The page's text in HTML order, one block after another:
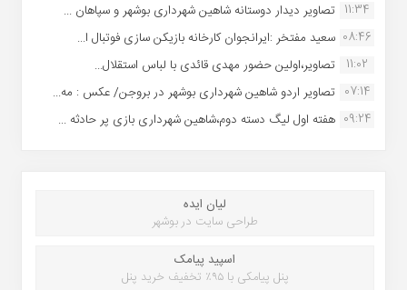
11:34 تصاویر دیدار دوستانه شاهین شهردارى بوشهر و سپاهان ...
08:46 سعید مفتخر :ایرانجوان کارخانه بازیکن سازی فوتبال ا...
11:02
تصاویر،اولین حضور مهدی قائدی با لباس استقلال...
07:14 تصاویر اردو شاهین شهرداری بوشهر در بروجن/ عکس : مه...
09:24 هفته اول لیگ دسته دوم،شاهین شهرداری بازی پر حادثه ...
لیان ایده
طراحی سایت در بوشهر
اسپید پیامک
پنل پیامکی با ۹۵٪ تخفیف خرید پنل